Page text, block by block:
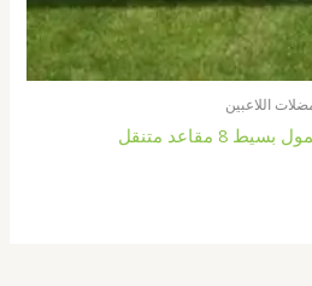
اللاعبين
8 مقاعد متنقل